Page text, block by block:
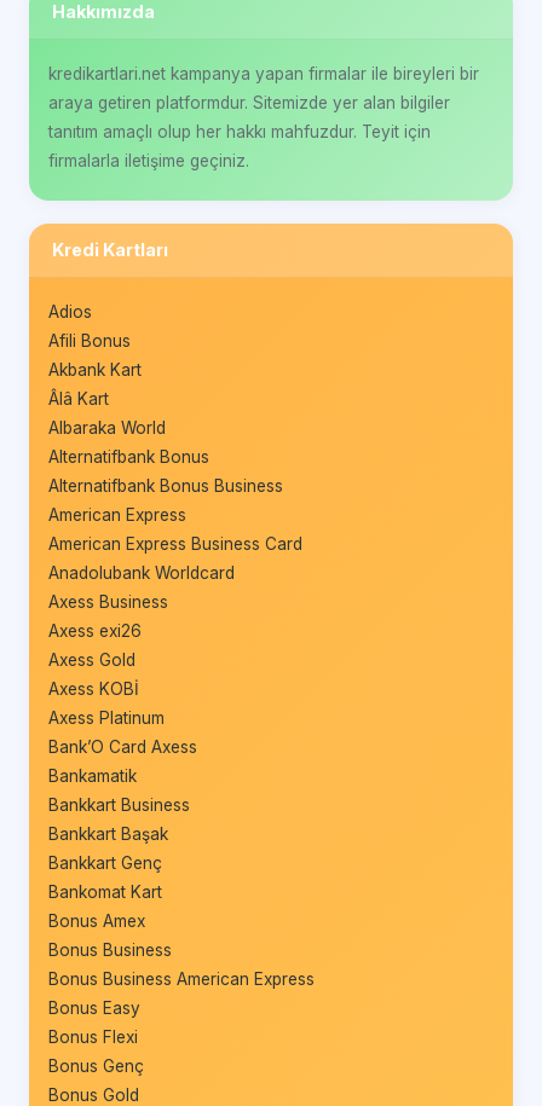
Hakkımızda
kredikartlari.net kampanya yapan firmalar ile bireyleri bir
araya getiren platformdur. Sitemizde yer alan bilgiler
tanıtım amaçlı olup her hakkı mahfuzdur. Teyit için
firmalarla iletişime geçiniz.
Kredi Kartları
Adios
Afili Bonus
Akbank Kart
Âlâ Kart
Albaraka World
Alternatifbank Bonus
Alternatifbank Bonus Business
American Express
American Express Business Card
Anadolubank Worldcard
Axess Business
Axess exi26
Axess Gold
Axess KOBİ
Axess Platinum
Bank’O Card Axess
Bankamatik
Bankkart Business
Bankkart Başak
Bankkart Genç
Bankomat Kart
Bonus Amex
Bonus Business
Bonus Business American Express
Bonus Easy
Bonus Flexi
Bonus Genç
Bonus Gold